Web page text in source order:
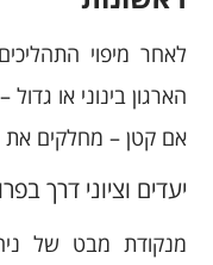
לאחר מיפוי
הארגון בינוני או
אם קטן – מחלקים את
יעדים וציוני דרך
מנקודת מבט של